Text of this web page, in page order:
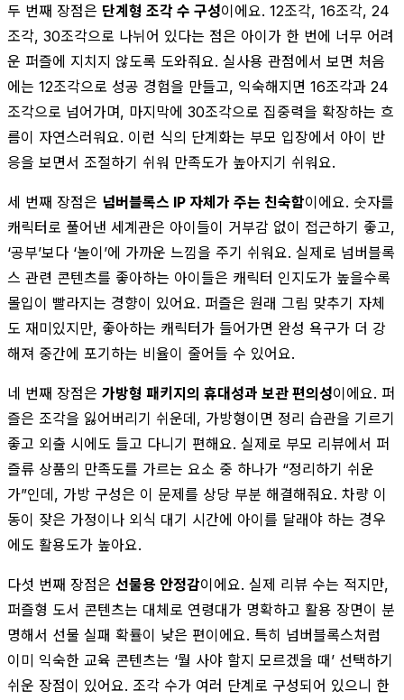
두 번째 장점은 단계형 조각 수 구성이에요. 12조각, 16조각, 24
조각, 30조각으로 나뉘어 있다는 점은 아이가 한 번에 너무 어려
운 퍼즐에 지치지 않도록 도와줘요. 실사용 관점에서 보면 처음
에는 12조각으로 성공 경험을 만들고, 익숙해지면 16조각과 24
조각으로 넘어가며, 마지막에 30조각으로 집중력을 확장하는 흐
름이 자연스러워요. 이런 식의 단계화는 부모 입장에서 아이 반
응을 보면서 조절하기 쉬워 만족도가 높아지기 쉬워요.
세 번째 장점은 넘버블록스 IP 자체가 주는 친숙함이에요. 숫자를
캐릭터로 풀어낸 세계관은 아이들이 거부감 없이 접근하기 좋고,
‘공부’보다 ‘놀이’에 가까운 느낌을 주기 쉬워요. 실제로 넘버블록
스 관련 콘텐츠를 좋아하는 아이들은 캐릭터 인지도가 높을수록
몰입이 빨라지는 경향이 있어요. 퍼즐은 원래 그림 맞추기 자체
도 재미있지만, 좋아하는 캐릭터가 들어가면 완성 욕구가 더 강
해져 중간에 포기하는 비율이 줄어들 수 있어요.
네 번째 장점은 가방형 패키지의 휴대성과 보관 편의성이에요. 퍼
즐은 조각을 잃어버리기 쉬운데, 가방형이면 정리 습관을 기르기
좋고 외출 시에도 들고 다니기 편해요. 실제로 부모 리뷰에서 퍼
즐류 상품의 만족도를 가르는 요소 중 하나가 “정리하기 쉬운
가”인데, 가방 구성은 이 문제를 상당 부분 해결해줘요. 차량 이
동이 잦은 가정이나 외식 대기 시간에 아이를 달래야 하는 경우
에도 활용도가 높아요.
다섯 번째 장점은 선물용 안정감이에요. 실제 리뷰 수는 적지만,
퍼즐형 도서 콘텐츠는 대체로 연령대가 명확하고 활용 장면이 분
명해서 선물 실패 확률이 낮은 편이에요. 특히 넘버블록스처럼
이미 익숙한 교육 콘텐츠는 ‘뭘 사야 할지 모르겠을 때’ 선택하기
쉬운 장점이 있어요. 조각 수가 여러 단계로 구성되어 있으니 한